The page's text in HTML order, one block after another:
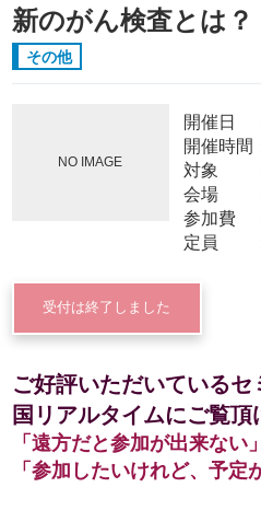
新のがん検査とは？
その他
NO IMAGE
開催日
開催時間
対象
会場
参加費
定員
受付は終了しました
ご好評いただいている
国リアルタイムにご覧頂
「遠方だと参加が出来ない」
「参加したいけれど、予定